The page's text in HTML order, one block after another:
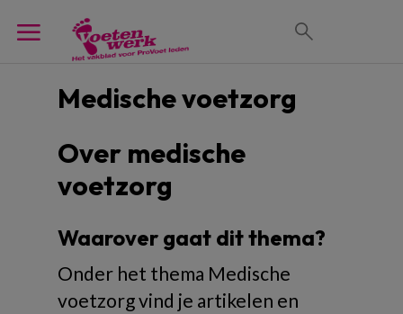
Medische voetzorg
Over medische
voetzorg
Waarover gaat dit thema?
Onder het thema Medische
voetzorg vind je artikelen en